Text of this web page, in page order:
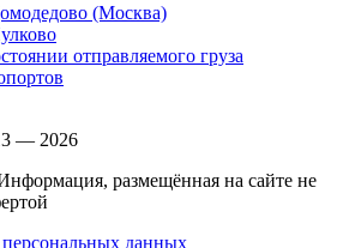
(Москва)
отправляемого груза
— 2026
размещённая на сайте не
персональных данных